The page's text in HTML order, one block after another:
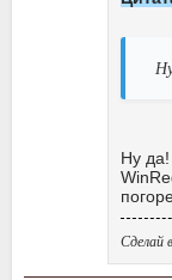
Ну да!
Сделай